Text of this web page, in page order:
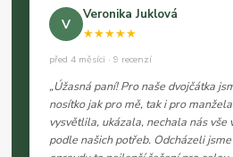
V
Veronika Juklová
★★★★★
před 4 měsíci · 9 recenzí
„Úžasná paní! Pro naše dvojčátka
nosítko jak pro mě, tak i pro
vysvětlila, ukázala, nechala nás vše
podle našich potřeb. Odcházeli